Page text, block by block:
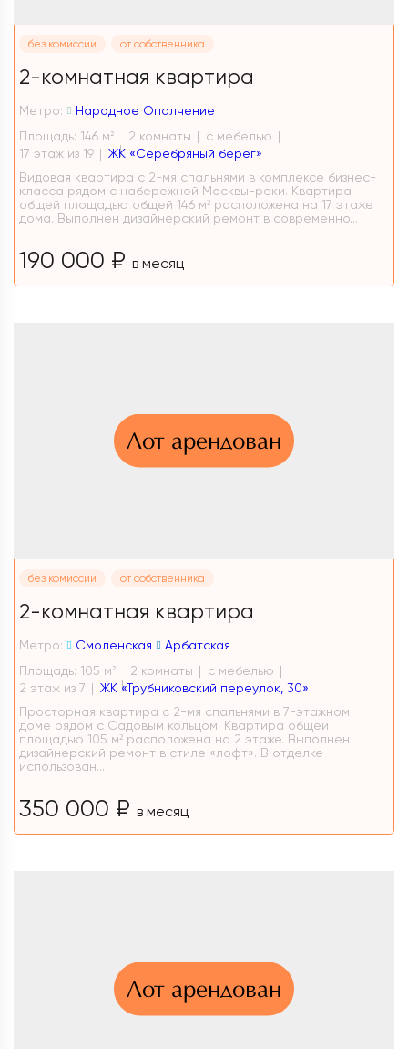
без комиссии от собственника
2-комнатная квартира
Метро:
Народное Ополчение
Площадь: 146 м 2 2 комнаты
с мебелью
17 этаж из 19
ЖК «Серебряный берег»
Видовая квартира с 2-мя спальнями в комплексе бизнес-
класса рядом с набережной Москвы-реки. Квартира
общей площадью общей 146 м² расположена на 17 этаже
дома. Выполнен дизайнерский ремонт в современно...
190 000 ₽ в месяц
Лот арендован
без комиссии от собственника
2-комнатная квартира
Метро: Смоленская
Арбатская
Площадь: 105 м 2 2 комнаты
с мебелью
2 этаж из 7
ЖК «Трубниковский переулок, 30»
Просторная квартира с 2-мя спальнями в 7-этажном
доме рядом с Садовым кольцом. Квартира общей
площадью 105 м² расположена на 2 этаже. Выполнен
дизайнерский ремонт в стиле «лофт». В отделке
использован...
350 000 ₽ в месяц
Лот арендован